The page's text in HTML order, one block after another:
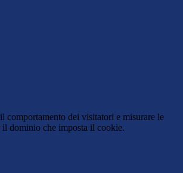
comportamento dei visitatori e misurare le
dominio che imposta il cookie.